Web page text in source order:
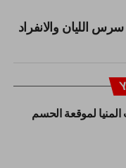
الليان والانفراد
لموقعة الحسم